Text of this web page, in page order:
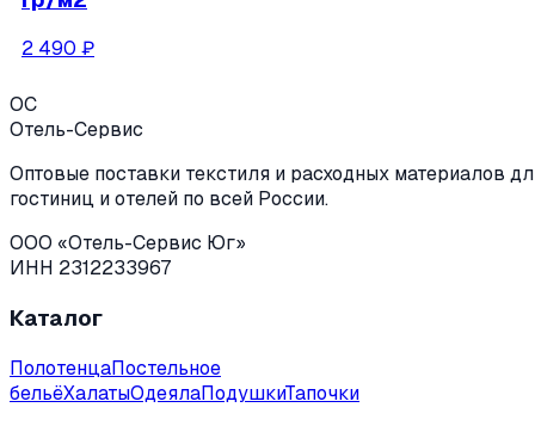
2 490 ₽
ОС
Отель-Сервис
Оптовые поставки текстиля и расходных материалов
гостиниц и отелей по всей России.
ООО «Отель-Сервис Юг»
ИНН 2312233967
Каталог
ПолотенцаПостельное
бельёХалатыОдеялаПодушкиТапочки